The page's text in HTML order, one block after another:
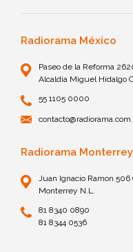
Radiorama México
Paseo de la Reforma
Alcaldía Miguel Hidalgo
55 1105 0000
Radiorama Monterrey
Juan Ignacio Ramon 506
Monterrey N.L.
81 8340 0890
81 8344 0536